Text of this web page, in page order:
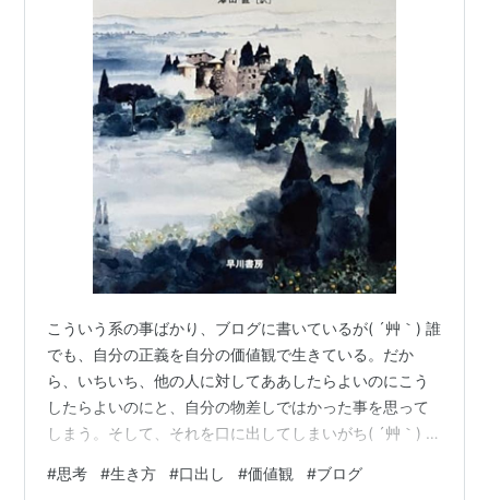
こういう系の事ばかり、ブログに書いているが( ´艸｀) 誰
でも、自分の正義を自分の価値観で生きている。だか
ら、いちいち、他の人に対してああしたらよいのにこう
したらよいのにと、自分の物差しではかった事を思って
しまう。そして、それを口に出してしまいがち( ´艸｀) で
いるようなもので、その人からしたらうざい( ´艸｀)。そ
#思考 #生き方 #口出し #価値観 #ブログ